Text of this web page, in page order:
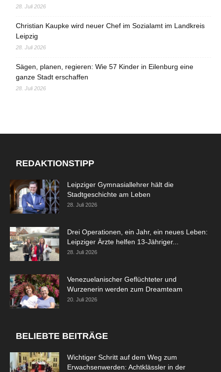
28. Juli 2026
Christian Kaupke wird neuer Chef im Sozialamt im Landkreis
Leipzig
28. Juli 2026
Sägen, planen, regieren: Wie 57 Kinder in Eilenburg eine
ganze Stadt erschaffen
28. Juli 2026
REDAKTIONSTIPP
Leipziger Gymnasiallehrer hält die
Stadtgeschichte am Leben
28. Juli 2026
Drei Operationen, ein Jahr, ein neues Leben:
Leipziger Ärzte helfen 13-Jähriger...
28. Juli 2026
Venezuelanischer Geflüchteter und
Wurzenerin werden zum Dreamteam
20. Juli 2026
BELIEBTE BEITRÄGE
Wichtiger Schritt auf dem Weg zum
Erwachsenwerden: Achtklässler in der